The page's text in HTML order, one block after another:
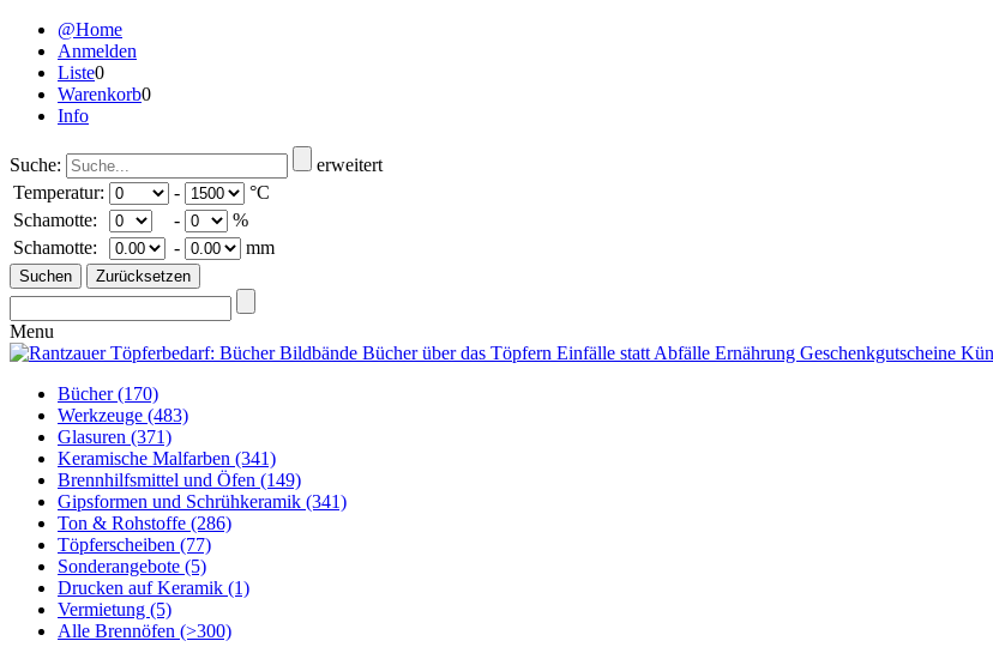
@Home
Anmelden
Liste0
Warenkorb0
Info
Suche:
erweitert
Temperatur:
-
°C
Schamotte:
-
%
Schamotte:
- mm
Menu
Bücher(170)
Werkzeuge (483)
Glasuren (371)
Keramische Malfarben (341)
Brennhilfsmittel und Öfen (149)
Gipsformen und Schrühkeramik (341)
Ton & Rohstoffe (286)
Töpferscheiben (77)
Sonderangebote (5)
Drucken auf Keramik (1)
Vermietung (5)
Alle Brennöfen (>300)